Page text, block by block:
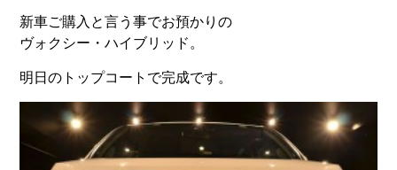
新車ご購入と言う事でお預かりの
ヴォクシー・ハイブリッド。
明日のトップコートで完成です。